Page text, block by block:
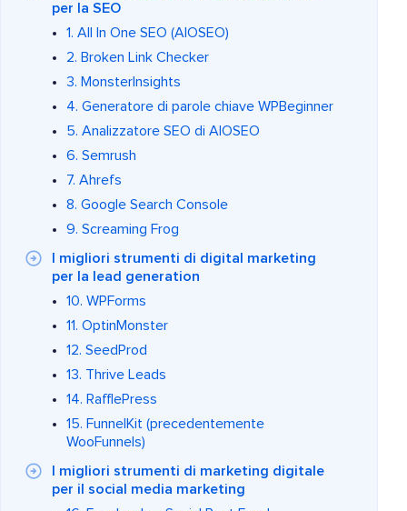
per la SEO
1. All In One SEO (AIOSEO)
2. Broken Link Checker
3. MonsterInsights
4. Generatore di parole chiave WPBeginner
5. Analizzatore SEO di AIOSEO
6. Semrush
7. Ahrefs
8. Google Search Console
9. Screaming Frog
I migliori strumenti di digital marketing
per la lead generation
10. WPForms
11. OptinMonster
12. SeedProd
13. Thrive Leads
14. RafflePress
15. FunnelKit (precedentemente
WooFunnels)
I migliori strumenti di marketing digitale
per il social media marketing